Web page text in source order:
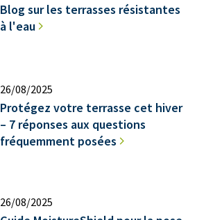
Blog sur les terrasses résistantes
à l'eau
26/08/2025
Protégez votre terrasse cet hiver
– 7 réponses aux questions
fréquemment posées
26/08/2025